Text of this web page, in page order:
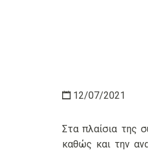
12/07/2021
Στα πλαίσια της
καθώς και την